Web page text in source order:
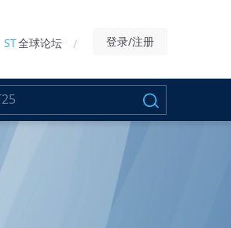
ST全球论坛 登录/注册